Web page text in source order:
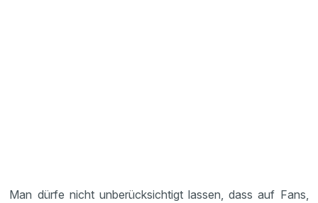
Man dürfe nicht unberücksichtigt lassen, dass auf Fans,